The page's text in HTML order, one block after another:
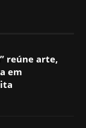
reúne arte,
em